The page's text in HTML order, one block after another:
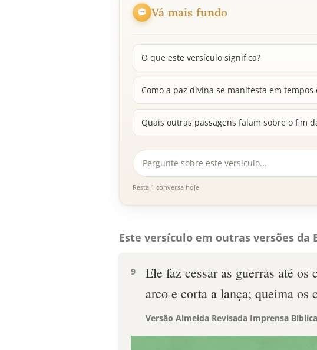
Vá mais fundo
O que este versículo significa?
Como a paz divina se manifesta em tempos
Quais outras passagens falam sobre o fim
Resta 1 conversa hoje
Este versículo em outras versões da
9
Ele faz cessar as guerras até
arco e corta a lança; queima os
Versão Almeida Revisada Imprensa Bíblica